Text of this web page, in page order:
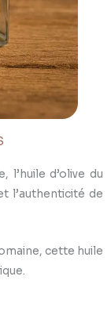
l’huile d’olive du
l’authenticité de
cette huile